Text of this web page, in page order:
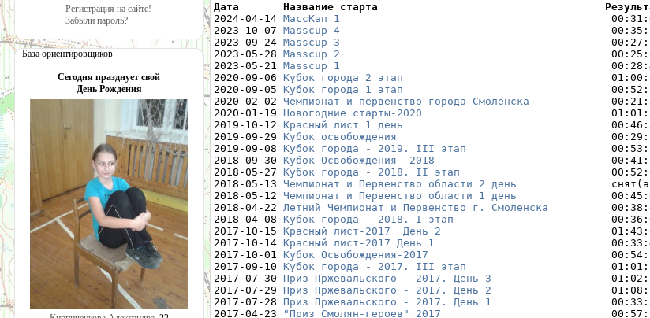
Регистрация на сайте!
Забыли пароль?
База ориентировщиков
Сегодня празднует свой
День Рождения
Дата       Название старта                                    Результат
2024-04-14 МассКап 1
2023-10-07 Masscup 4
2023-09-24 Masscup 3
2023-05-28 Masscup 2
2023-05-21 Masscup 1
2020-09-06 Кубок города 2 этап
2020-09-05 Кубок города 1 этап
2020-02-02 Чемпионат и первенство города Смоленска
2020-01-19 Новогодние старты-2020
2019-10-12 Красный лист 1 день
2019-09-29 Кубок освобождения
2019-09-08 Кубок города - 2019. III этап
2018-09-30 Кубок Освобождения -2018
2018-05-27 Кубок города - 2018. II этап
2018-05-13 Чемпионат и Первенство области 2 день
2018-05-12 Чемпионат и Первенство области 1 день
2018-04-22 Летний Чемпионат и Первенство г. Смоленска
2018-04-08 Кубок города - 2018. I этап
2017-10-15 Красный лист-2017  День 2
2017-10-14 Красный лист-2017 День 1
2017-10-01 Кубок Освобождения-2017
2017-09-10 Кубок города - 2017. III этап
2017-07-30 Приз Пржевальского - 2017. День 3
2017-07-29 Приз Пржевальского - 2017. День 2
2017-07-28 Приз Пржевальского - 2017. День 1
2017-04-23
"Приз Смолян-героев" 2017